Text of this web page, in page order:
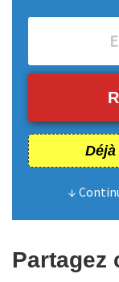
↓
Partagez